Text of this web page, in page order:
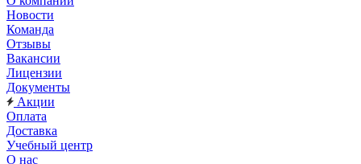
Новости
Команда
Отзывы
Вакансии
Лицензии
Документы
Акции
Оплата
Доставка
Учебный центр
О нас